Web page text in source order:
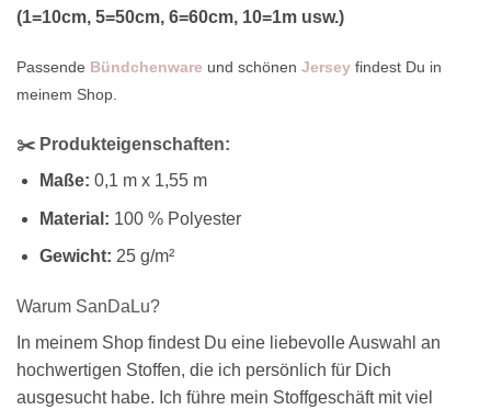
(1=10cm, 5=50cm, 6=60cm, 10=1m usw.)
Passende Bündchenware und schönen Jersey findest Du in
meinem Shop.
✂️ Produkteigenschaften:
Maße: 0,1 m x 1,55 m
Material: 100 % Polyester
Gewicht: 25 g/m²
Warum SanDaLu?
In meinem Shop findest Du eine liebevolle Auswahl an
hochwertigen Stoffen, die ich persönlich für Dich
ausgesucht habe. Ich führe mein Stoffgeschäft mit viel